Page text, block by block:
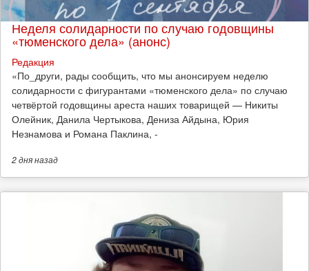
Неделя солидарности по случаю годовщины
«тюменского дела» (анонс)
Редакция
​«По_други, рады сообщить, что мы анонсируем неделю
солидарности с фигурантами «тюменского дела» по случаю
четвёртой годовщины ареста наших товарищей — Никиты
Олейник, Данила Чертыкова, Дениза Айдына, Юрия
Незнамова и Романа Паклина, -
2 дняназад